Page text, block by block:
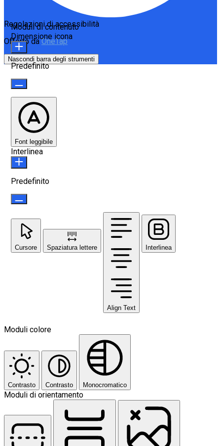
Regolazioni di accessibilità
Offerto daOneTap
Nascondi barra degli strumenti
Moduli di contenuto
Dimensione icona
Predefinito
Font leggibile
Interlinea
Predefinito
Cursore Spaziatura lettere
Align Text
Interlinea
Moduli colore
Contrasto Contrasto Monocromatico
Moduli di orientamento